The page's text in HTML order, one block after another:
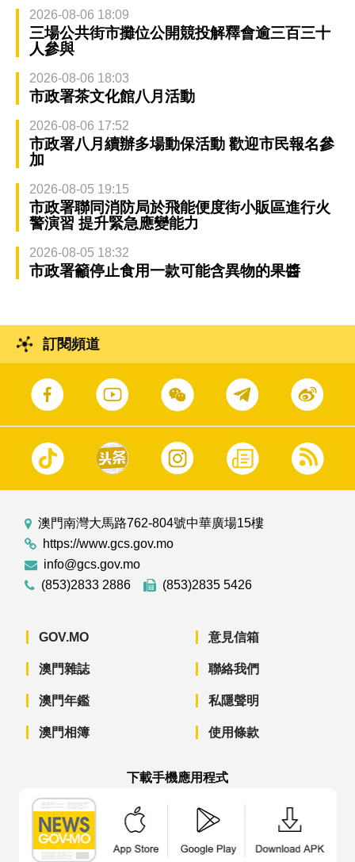
2026-08-06 18:09
三場公共街市攤位公開競投解釋會逾三百三十
人參與
2026-08-06 18:03
市政署茶文化館八月活動
2026-08-06 17:52
市政署八月續辦多場動保活動 歡迎市民報名參
加
2026-08-05 19:15
市政署聯同消防局於飛能便度街小販區進行火
警演習 提升緊急應變能力
2026-08-05 18:32
市政署籲停止食用一款可能含異物的果醬
訂閱頻道
澳門南灣大馬路762-804號中華廣場15樓
https://www.gcs.gov.mo
info@gcs.gov.mo
(853)2833 2886
(853)2835 5426
GOV.MO
澳門雜誌
澳門年鑑
澳門相簿
意見信箱
聯絡我們
私隱聲明
使用條款
下載手機應用程式